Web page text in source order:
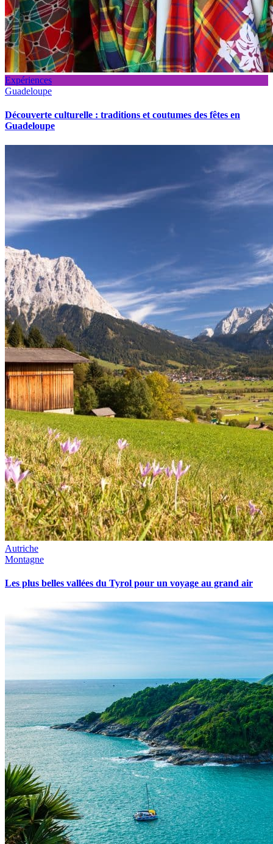
Expériences
Guadeloupe
Découverte culturelle : traditions et coutumes des fêtes en
Guadeloupe
Autriche
Montagne
Les plus belles vallées du Tyrol pour un voyage au grand air